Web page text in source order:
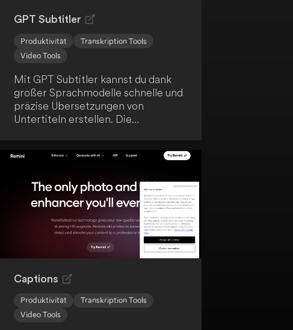
GPT Subtitler
Produktivität
Transkription Tools
Video Tools
Mit GPT Subtitler kannst du dank
großer Sprachmodelle schnelle und
präzise Übersetzungen von
Untertiteln erstellen. Die
Videos zu globalisieren. So
durch Effizienz und Genauigkeit.
Captions
Produktivität
Transkription Tools
Video Tools